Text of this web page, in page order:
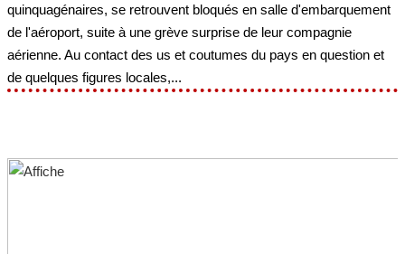
quinquagénaires, se retrouvent bloqués en salle d'embarquement
de l'aéroport, suite à une grève surprise de leur compagnie
aérienne. Au contact des us et coutumes du pays en question et
de quelques figures locales,...